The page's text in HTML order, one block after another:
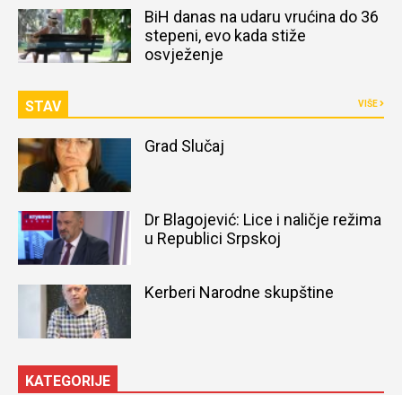
BiH danas na udaru vrućina do 36
stepeni, evo kada stiže
osvježenje
STAV VIŠE
Grad Slučaj
Dr Blagojević: Lice i naličje režima
u Republici Srpskoj
Kerberi Narodne skupštine
KATEGORIJE